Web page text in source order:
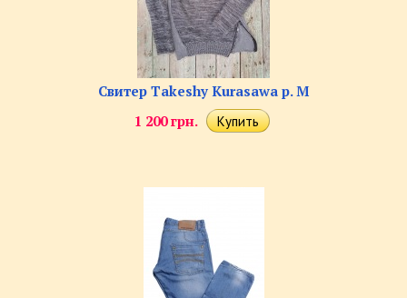
Cвитер Takeshy Kurasawa р. M
1 200 грн.